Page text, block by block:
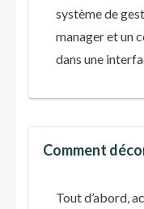
système de
manager et un
dans une
Comment
Tout d’abord,